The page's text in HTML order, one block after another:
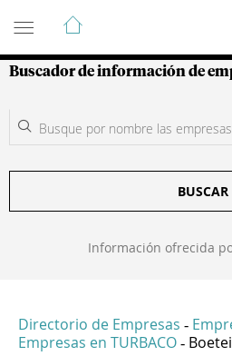
Guía de Empresas
Buscador de información de
BUSCAR
Información ofrecida
Directorio de Empresas -
Empresas en TURBACO -